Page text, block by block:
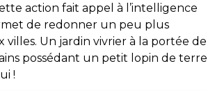
action fait appel à l’intelligence
de redonner un peu plus
villes. Un jardin vivrier à la portée de
possédant un petit lopin de terre
!